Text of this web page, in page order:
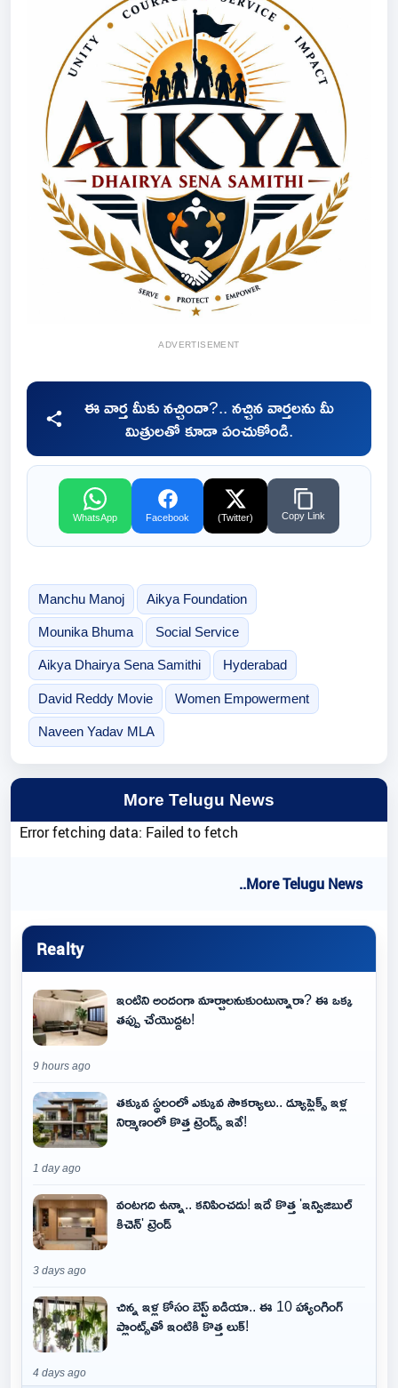
ADVERTISEMENT
ఈ వార్త మీకు నచ్చిందా?.. నచ్చిన వార్తలను మీ
మిత్రులతో కూడా పంచుకోండి.
WhatsApp Facebook (Twitter) Copy Link
Manchu Manoj Aikya Foundation
Mounika Bhuma Social Service
Aikya Dhairya Sena Samithi Hyderabad
David Reddy Movie Women Empowerment
Naveen Yadav MLA
More Telugu News
Error fetching data: Failed to fetch
..More Telugu News
Realty
ఇంటిని అందంగా మార్చాలనుకుంటున్నారా? ఈ ఒక్క
తప్పు చేయొద్దట!
9 hours ago
తక్కువ స్థలంలో ఎక్కువ సౌకర్యాలు.. డ్యూప్లెక్స్ ఇళ్ల
నిర్మాణంలో కొత్త ట్రెండ్స్ ఇవే!
1 day ago
వంటగది ఉన్నా.. కనిపించదు! ఇదే కొత్త 'ఇన్విజిబుల్
కిచెన్' ట్రెండ్
3 days ago
చిన్న ఇళ్ల కోసం బెస్ట్ ఐడియా.. ఈ 10 హ్యాంగింగ్
ప్లాంట్స్‌తో ఇంటికి కొత్త లుక్!
4 days ago